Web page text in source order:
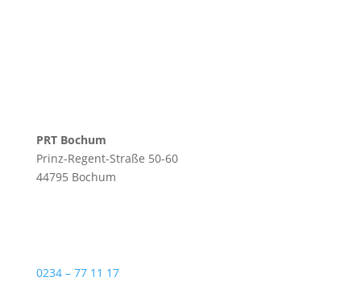
PRT Bochum
Prinz-Regent-Straße 50-60
44795 Bochum
0234 – 77 11 17